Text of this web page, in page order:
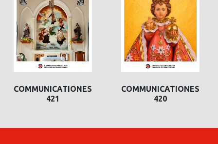
COMMUNICATIONES
421
COMMUNICATIONES
420